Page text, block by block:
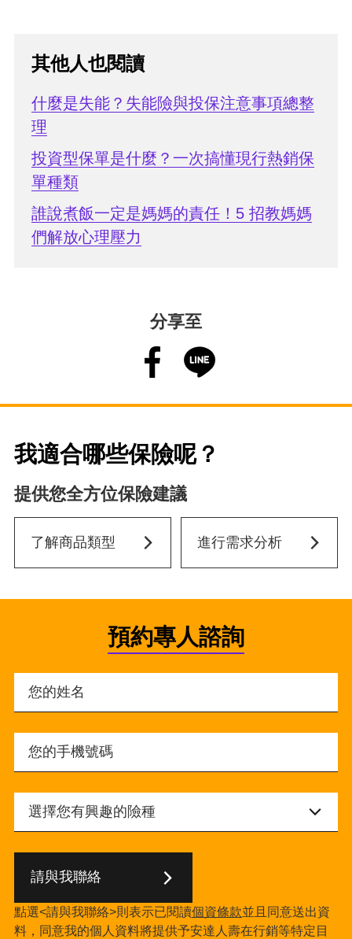
其他人也閱讀
什麼是失能？失能險與投保注意事項總整
理
投資型保單是什麼？一次搞懂現行熱銷保
單種類
誰說煮飯一定是媽媽的責任！5 招教媽媽
們解放心理壓力
分享至
我適合哪些保險呢？
提供您全方位保險建議
了解商品類型 進行需求分析
預約專人諮詢
請與我聯絡
點選<請與我聯絡>則表示已閱讀個資條款並且同意送出資
料，同意我的個人資料將提供予安達人壽在行銷等特定目